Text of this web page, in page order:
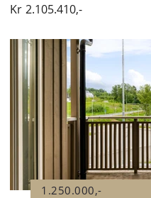
Kr 2.105.410,-
1.250.000,-